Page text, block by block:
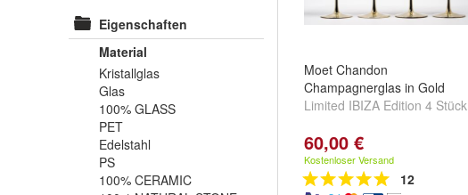
Eigenschaften
Material
Kristallglas
Glas
100% GLASS
PET
Edelstahl
PS
100% CERAMIC
Moet Chandon
Champagnerglas in Gold
Limited IBIZA Edition 4 Stück
60,00 €
Kostenloser Versand
12